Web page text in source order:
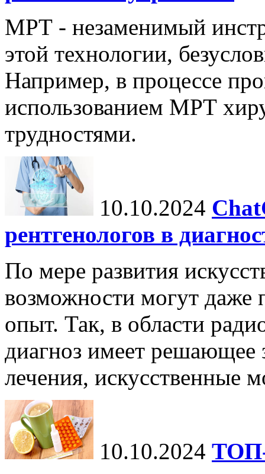
МРТ - незаменимый
этой технологии,
Например, в процессе
использованием МРТ
трудностями.
10.10.2024
рентгенологов в
По мере развития
возможности могут даже
опыт. Так, в области
диагноз имеет решающее
лечения, искусственные
10.10.2024 ТОП-